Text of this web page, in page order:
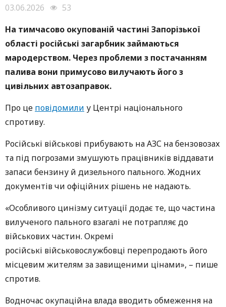
03.06.2026
53
На тимчасово окупованій частині Запорізької
області російські загарбник займаються
мародерством. Через проблеми з постачанням
палива вони примусово вилучають його з
цивільних автозаправок.
Про це повідомили у Центрі національного
спротиву.
Російські військові прибувають на АЗС на бензовозах
та під погрозами змушують працівників віддавати
запаси бензину й дизельного пального. Жодних
документів чи офіційних рішень не надають.
«Особливого цинізму ситуації додає те, що частина
вилученого пального взагалі не потрапляє до
військових частин. Окремі
російські військовослужбовці перепродають його
місцевим жителям за завищеними цінами», – пише
спротив.
Водночас окупаційна влада вводить обмеження на